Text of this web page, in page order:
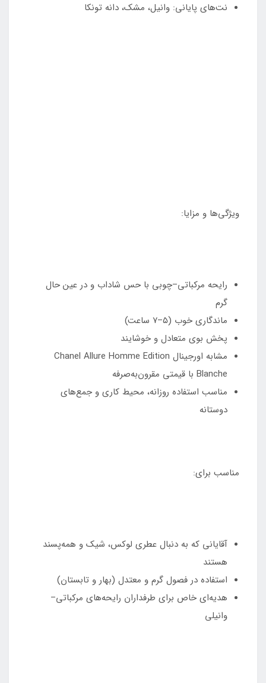
نت‌های پایانی: وانیل، مشک، دانه تونکا
ویژگی‌ها و مزایا:
رایحه مرکباتی–چوبی با حس شاداب و در عین حال
گرم
ماندگاری خوب (۵–۷ ساعت)
پخش بوی متعادل و خوشایند
مشابه اورجینال Chanel Allure Homme Edition
Blanche با قیمتی مقرون‌به‌صرفه
مناسب استفاده روزانه، محیط کاری و جمع‌های
دوستانه
مناسب برای:
آقایانی که به دنبال عطری لوکس، شیک و همه‌پسند
هستند
استفاده در فصول گرم و معتدل (بهار و تابستان)
هدیه‌ای خاص برای طرفداران رایحه‌های مرکباتی–
وانیلی